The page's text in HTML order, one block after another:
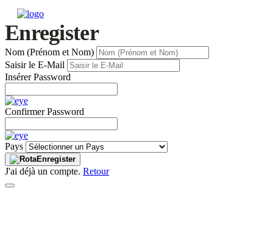
Enregister
Nom (Prénom et Nom)
Saisir le E-Mail
Insérer Password
Confirmer Password
Pays
Enregister
J'ai déjà un compte. Retour